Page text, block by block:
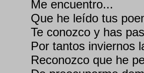
Me encuentro...
Que he leído tus
Te conozco y has
Por tantos inviernos
Reconozco que he